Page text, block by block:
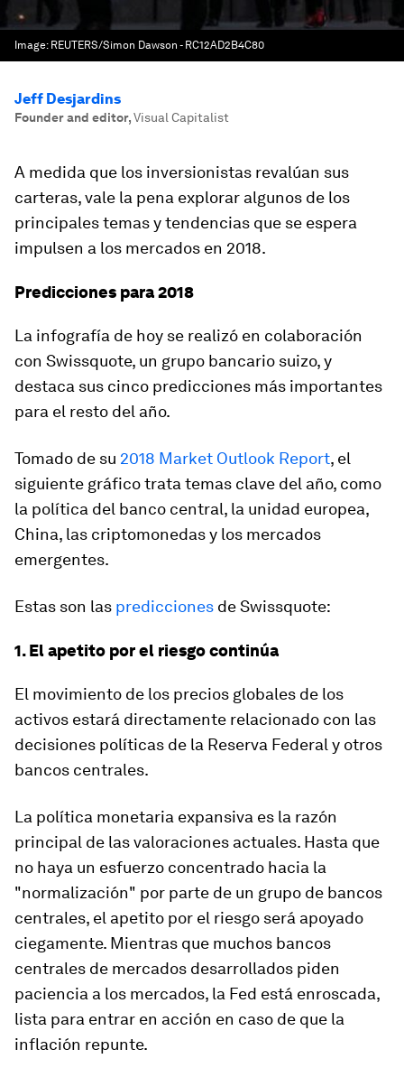
Image: REUTERS/Simon Dawson - RC12AD2B4C80
Jeff Desjardins
Founder and editor,Visual Capitalist
A medida que los inversionistas revalúan sus
carteras, vale la pena explorar algunos de los
principales temas y tendencias que se espera
impulsen a los mercados en 2018.
Predicciones para 2018
La infografía de hoy se realizó en colaboración
con Swissquote, un grupo bancario suizo, y
destaca sus cinco predicciones más importantes
para el resto del año.
Tomado de su 2018 Market Outlook Report, el
siguiente gráfico trata temas clave del año, como
la política del banco central, la unidad europea,
China, las criptomonedas y los mercados
emergentes.
Estas son las predicciones de Swissquote:
1. El apetito por el riesgo continúa
El movimiento de los precios globales de los
activos estará directamente relacionado con las
decisiones políticas de la Reserva Federal y otros
bancos centrales.
La política monetaria expansiva es la razón
principal de las valoraciones actuales. Hasta que
no haya un esfuerzo concentrado hacia la
"normalización" por parte de un grupo de bancos
centrales, el apetito por el riesgo será apoyado
ciegamente. Mientras que muchos bancos
centrales de mercados desarrollados piden
paciencia a los mercados, la Fed está enroscada,
lista para entrar en acción en caso de que la
inflación repunte.